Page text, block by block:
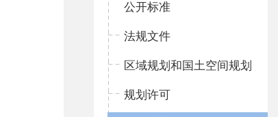
公开标准
法规文件
区域规划和国土空间规划
规划许可